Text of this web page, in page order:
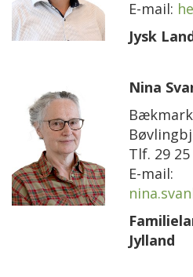
E-mail:
Jysk
Nina
Tlf. 29 25
E-mail:
Jylland